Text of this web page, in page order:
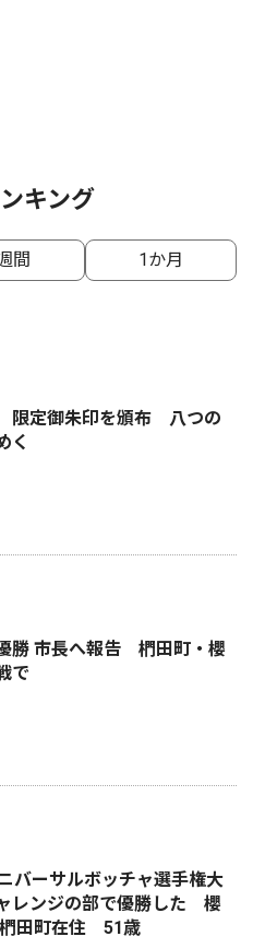
キング
間 1か月
限定御朱印を頒布 八つの
く
勝 市長へ報告 椚田町・櫻
で
バーサルボッチャ選手権大
レンジの部で優勝した 櫻
田町在住 51歳